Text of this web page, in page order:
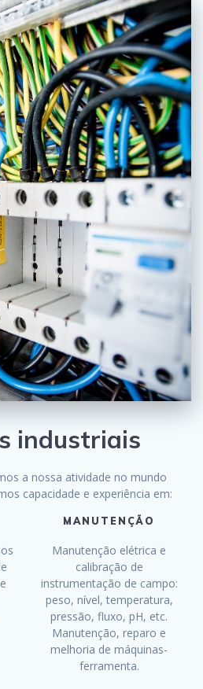
industriais
a nossa atividade no mundo
capacidade e experiência em:
MANUTENÇÃO
Manutenção elétrica e
calibração de
instrumentação de campo:
peso, nível, temperatura,
pressão, fluxo, pH, etc.
Manutenção, reparo e
melhoria de máquinas-
ferramenta.